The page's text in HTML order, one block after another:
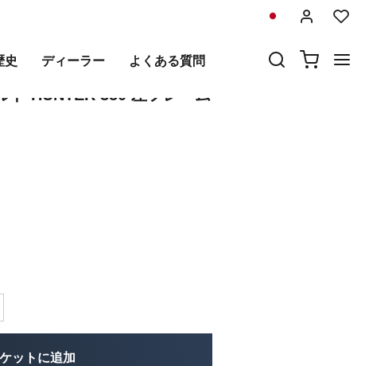
史 ディーラー よくある質問
のサイドバッグスクラム
ド HUNTER 350 左フレーム
ットに追加